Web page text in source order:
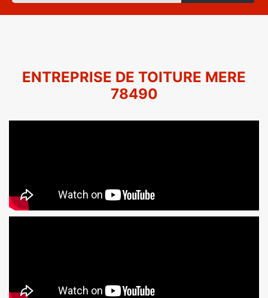
ENTREPRISE DE TOITURE MERE
78490